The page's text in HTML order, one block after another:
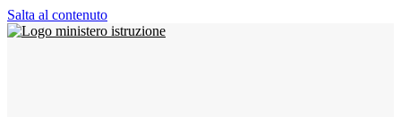
Salta al contenuto